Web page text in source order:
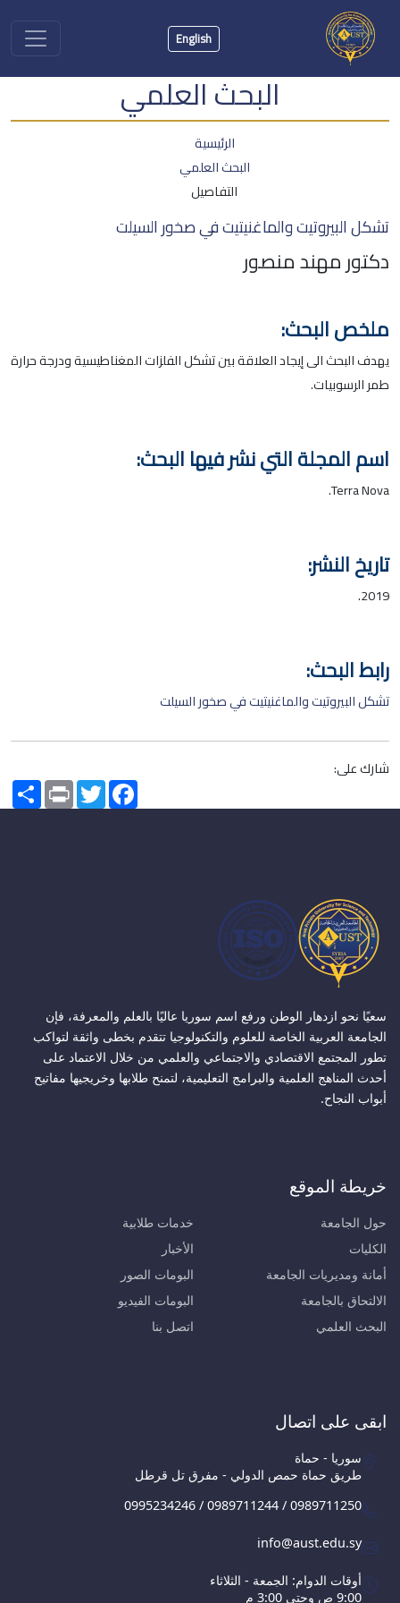
English
البحث العلمي
الرئيسية
البحث العلمي
التفاصيل
تشكل البيروتيت والماغنيتيت في صخور السيلت
دكتور مهند منصور
ملخص البحث:
يهدف البحث الى إيجاد العلاقة بين تشكل الفلزات المغناطيسية ودرجة حرارة
طمر الرسوبيات.
اسم المجلة التي نشر فيها البحث:
Terra Nova.
تاريخ النشر:
2019.
رابط البحث:
تشكل البيروتيت والماغنيتيت في صخور السيلت
شارك على:
Share PrintTwitterFacebook
سعيًا نحو ازدهار الوطن ورفع اسم سوريا عاليًا بالعلم والمعرفة، فإن
الجامعة العربية الخاصة للعلوم والتكنولوجيا تتقدم بخطى واثقة لتواكب
تطور المجتمع الاقتصادي والاجتماعي والعلمي من خلال الاعتماد على
أحدث المناهج العلمية والبرامج التعليمية، لتمنح طلابها وخريجيها مفاتيح
أبواب النجاح.
خريطة الموقع
حول الجامعة
الكليات
أمانة ومديريات الجامعة
الالتحاق بالجامعة
البحث العلمي
خدمات طلابية
الأخبار
البومات الصور
البومات الفيديو
اتصل بنا
ابقى على اتصال
سوريا - حماة
طريق حماة حمص الدولي - مفرق تل قرطل
0995234246 / 0989711244 / 0989711250
info@aust.edu.sy
أوقات الدوام: الجمعة - الثلاثاء
9:00 ص وحتى 3:00 م